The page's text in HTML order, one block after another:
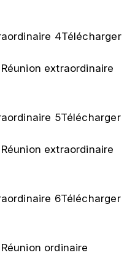
4Télécharger
extraordinaire
5Télécharger
extraordinaire
6Télécharger
ordinaire